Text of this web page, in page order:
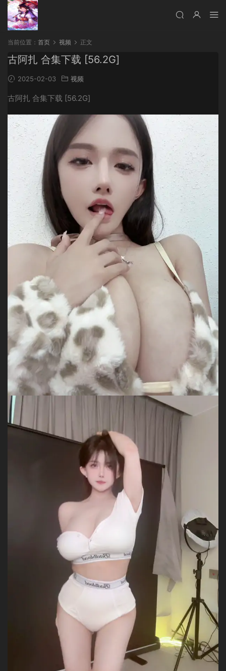
当前位置： 首页 视频 正文
古阿扎 合集下载 [56.2G]
2025-02-03 视频
古阿扎 合集下载 [56.2G]